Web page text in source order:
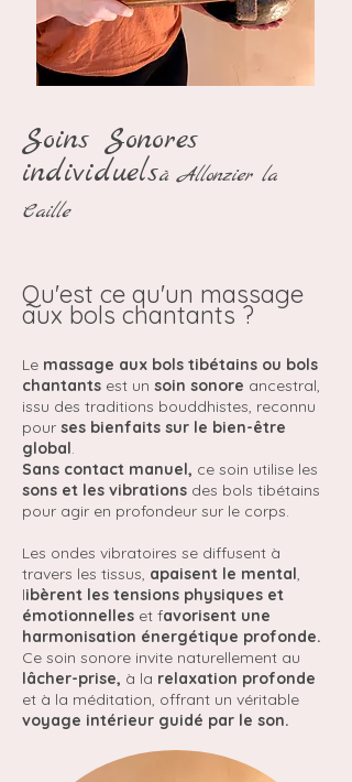
Soins Sonores
individuelsà Allonzier la
Caille
Qu'est ce qu'un massage
aux bols chantants ?
Le massage aux bols tibétains ou bols
chantants est un soin sonore ancestral,
issu des traditions bouddhistes, reconnu
pour ses bienfaits sur le bien-être
global.
Sans contact manuel, ce soin utilise les
sons et les vibrations des bols tibétains
pour agir en profondeur sur le corps.
Les ondes vibratoires se diffusent à
travers les tissus, apaisent le mental,
libèrent les tensions physiques et
émotionnelles et favorisent une
harmonisation énergétique profonde.
Ce soin sonore invite naturellement au
lâcher-prise, à la relaxation profonde
et à la méditation, offrant un véritable
voyage intérieur guidé par le son.